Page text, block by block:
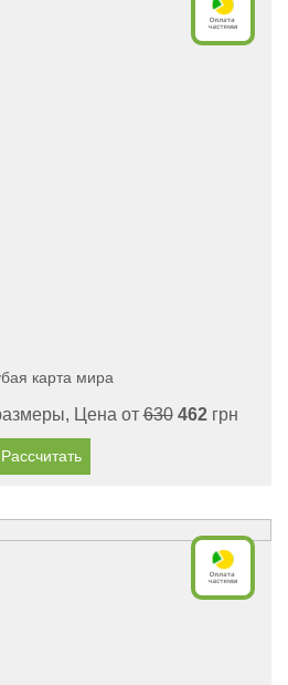
карта мира
Цена от630 462грн
Рассчитать